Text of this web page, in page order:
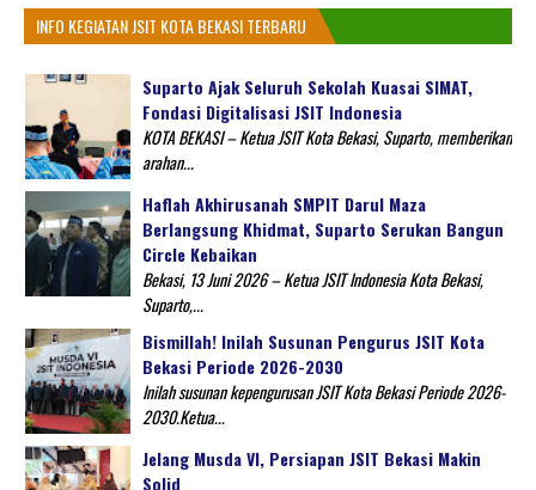
INFO KEGIATAN JSIT KOTA BEKASI TERBARU
Suparto Ajak Seluruh Sekolah Kuasai SIMAT,
Fondasi Digitalisasi JSIT Indonesia
KOTA BEKASI – Ketua JSIT Kota Bekasi, Suparto, memberikan
arahan...
Haflah Akhirusanah SMPIT Darul Maza
Berlangsung Khidmat, Suparto Serukan Bangun
Circle Kebaikan
Bekasi, 13 Juni 2026 – Ketua JSIT Indonesia Kota Bekasi,
Suparto,...
Bismillah! Inilah Susunan Pengurus JSIT Kota
Bekasi Periode 2026-2030
Inilah susunan kepengurusan JSIT Kota Bekasi Periode 2026-
2030.Ketua...
Jelang Musda VI, Persiapan JSIT Bekasi Makin
Solid